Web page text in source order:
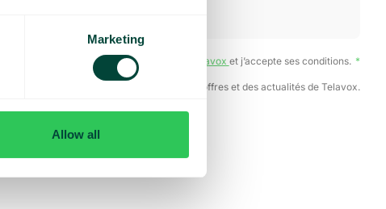
Marketing
Allow all
Politique de confidentialité de Telavox et j’accepte ses conditions.
J’accepte de recevoir des offres et des actualités de Telavox.